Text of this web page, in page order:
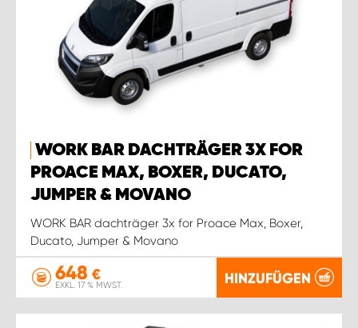
WORK BAR DACHTRÄGER 3X FOR
PROACE MAX, BOXER, DUCATO,
JUMPER & MOVANO
WORK BAR dachträger 3x for Proace Max, Boxer,
Ducato, Jumper & Movano
648 €
EXKL. 17 % MWST. HINZUFÜGEN